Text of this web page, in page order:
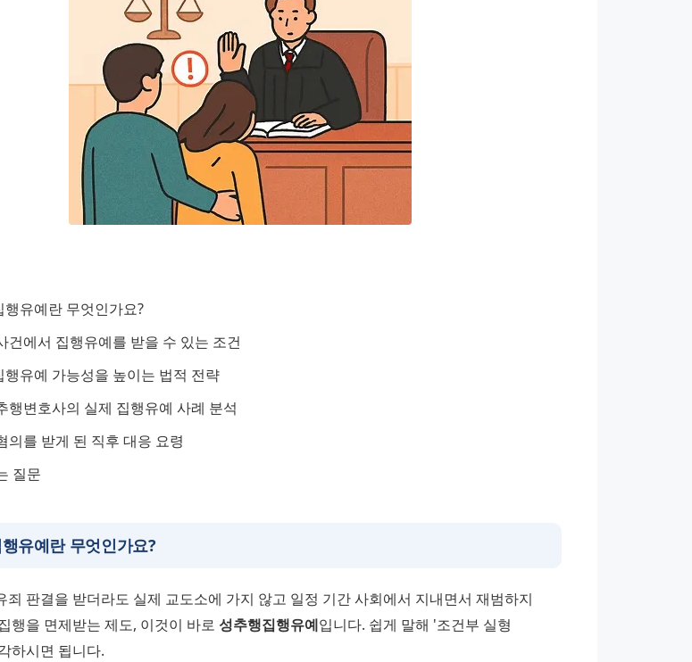
행유예란 무엇인가요?
건에서 집행유예를 받을 수 있는 조건
행유예 가능성을 높이는 법적 전략
행변호사의 실제 집행유예 사례 분석
의를 받게 된 직후 대응 요령
질문
유예란 무엇인가요?
죄 판결을 받더라도 실제 교도소에 가지 않고 일정 기간 사회에서 지내면서 재범하지
행을 면제받는 제도, 이것이 바로 성추행집행유예입니다. 쉽게 말해 '조건부 실형
하시면 됩니다.